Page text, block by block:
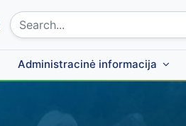
Search site:
Administracinė informacija